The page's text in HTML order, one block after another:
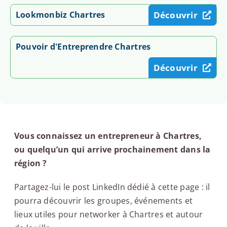
Lookmonbiz Chartres Découvrir
Pouvoir d'Entreprendre Chartres
Découvrir
Vous connaissez un entrepreneur à Chartres,
ou quelqu’un qui arrive prochainement dans la
région ?
Partagez-lui le post LinkedIn dédié à cette page : il
pourra découvrir les groupes, événements et
lieux utiles pour networker à Chartres et autour